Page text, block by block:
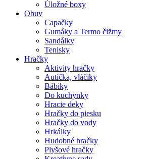
Úložné boxy
Obuv
Capačky
Gumáky a Termo čižmy
Sandálky
Tenisky
Hračky
Aktivity hračky
Autíčka, vláčiky
Bábiky
Do kuchynky
Hracie deky
Hračky do piesku
Hračky do vody
Hrkálky
Hudobné hračky
Plyšové hračky